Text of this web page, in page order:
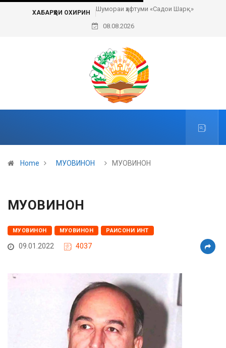
ХАБАРҲОИ ОХИРИН Шумораи ҳафтуми «Садои Шарқ»
08.08.2026
Home МУОВИНОН МУОВИНОН
МУОВИНОН
МУОВИНОН МУОВИНОН РАИСОНИ ИНТ
09.01.2022 4037